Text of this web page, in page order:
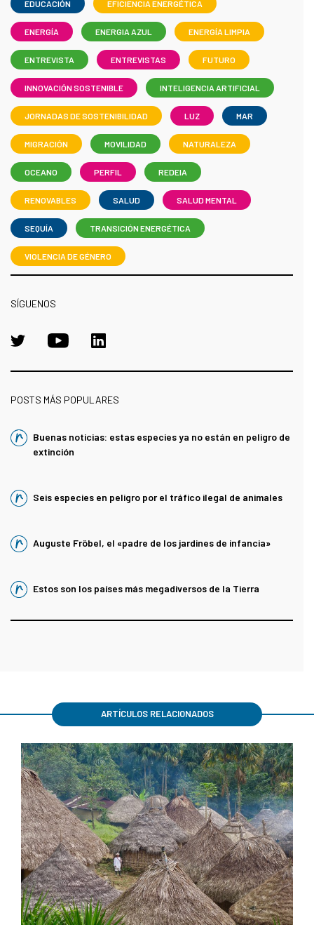
EDUCACIÓN EFICIENCIA ENERGÉTICA
ENERGÍA ENERGIA AZUL ENERGÍA LIMPIA
ENTREVISTA ENTREVISTAS FUTURO
INNOVACIÓN SOSTENIBLE INTELIGENCIA ARTIFICIAL
JORNADAS DE SOSTENIBILIDAD LUZ MAR
MIGRACIÓN MOVILIDAD NATURALEZA
OCEANO PERFIL REDEIA
RENOVABLES SALUD SALUD MENTAL
SEQUÍA TRANSICIÓN ENERGÉTICA
VIOLENCIA DE GÉNERO
SÍGUENOS
POSTS MÁS POPULARES
Buenas noticias: estas especies ya no están en peligro de
extinción
Seis especies en peligro por el tráfico ilegal de animales
Auguste Fröbel, el «padre de los jardines de infancia»
Estos son los países más megadiversos de la Tierra
ARTÍCULOS RELACIONADOS